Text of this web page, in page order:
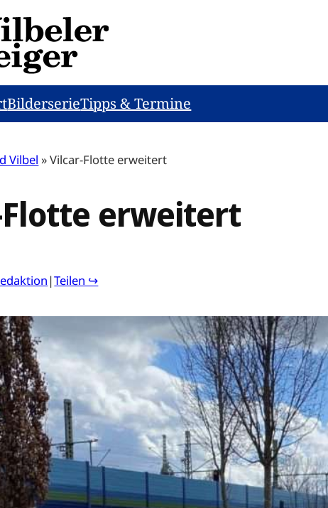
BilderserieTipps & Termine
Vilbel »Vilcar-Flotte erweitert
erweitert
|Teilen ↪